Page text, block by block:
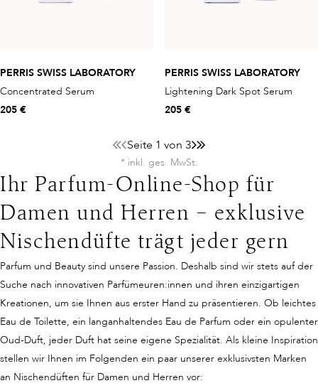
PERRIS SWISS LABORATORY
Concentrated Serum
205 €
PERRIS SWISS LABORATORY
Lightening Dark Spot Serum
205 €
Seite 1 von 3
* inkl. ges. MwSt.
Ihr Parfum-Online-Shop für
Damen und Herren – exklusive
Nischendüfte trägt jeder gern
Parfum und Beauty sind unsere Passion. Deshalb sind wir stets auf der
Suche nach innovativen Parfümeuren:innen und ihren einzigartigen
Kreationen, um sie Ihnen aus erster Hand zu präsentieren. Ob leichtes
Eau de Toilette, ein langanhaltendes Eau de Parfum oder ein opulenter
Oud-Duft, jeder Duft hat seine eigene Spezialität. Als kleine Inspiration
stellen wir Ihnen im Folgenden ein paar unserer exklusivsten Marken
an Nischendüften für Damen und Herren vor: